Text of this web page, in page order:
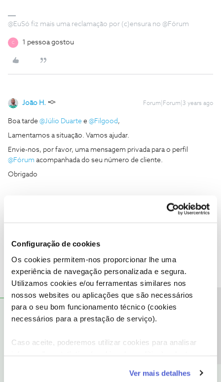
Configuração de cookies
Os cookies permitem-nos proporcionar lhe uma
experiência de navegação personalizada e segura.
Utilizamos cookies e/ou ferramentas similares nos
nossos websites ou aplicações que são necessários
para o seu bom funcionamento técnico (cookies
necessários para a prestação de serviço).
Caso aceite, poderemos utilizar cookies para analisar
funcionalidades (cookies de personalização e
Ver mais detalhes
@EuSó fiz mais uma reclamação por (c)ensura no @Fórum
C 1 pessoa gostou
João H. Forum|Forum|3 years ago
Boa tarde @Júlio Duarte e @Filgood,
Lamentamos a situação. Vamos ajudar.
Envie-nos, por favor, uma mensagem privada para o perfil
@Fórum acompanhada do seu número de cliente.
Obrigado
Ajude a comunidade a encontrar informação relevante. Marque
como "Melhor Resposta" e faça "Like" nos melhores comentários.
Filgood Forum|Forum|3 years ago
tudo ao normalidade.